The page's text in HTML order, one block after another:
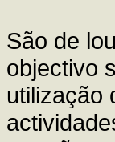
São de
objectivo
utilização